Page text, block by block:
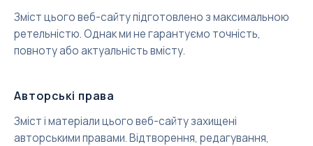
Зміст цього веб-сайту підготовлено з максимальною
ретельністю. Однак ми не гарантуємо точність,
повноту або актуальність вмісту.
Авторські права
Зміст і матеріали цього веб-сайту захищені
авторськими правами. Відтворення, редагування,